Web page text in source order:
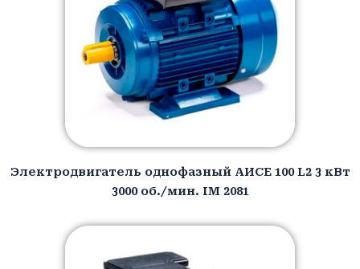
Электродвигатель однофазный АИCЕ 100 L2 3 кВт
3000 об./мин. IM 2081